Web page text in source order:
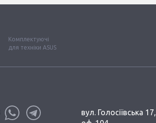
Комплектуючі
для техніки ASUS
вул. Голосіївська 17,